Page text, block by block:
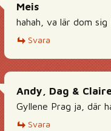
Meis
hahah, va lär dom sig
Svara
Andy, Dag &
Gyllene Prag ja, där
Svara